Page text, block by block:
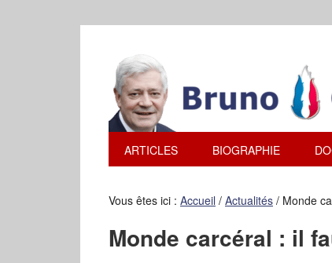
ARTICLES BIOGRAPHIE
Vous êtes ici : Accueil / Actualités / Monde
Monde carcéral : il